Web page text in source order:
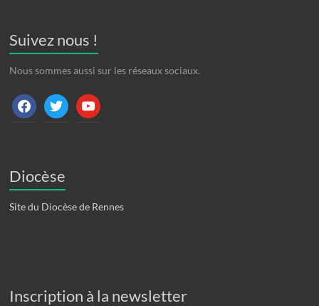
Suivez nous !
Nous sommes aussi sur les réseaux sociaux.
facebooktwitter youtube
Diocèse
Site du Diocèse de Rennes
Inscription à la newsletter